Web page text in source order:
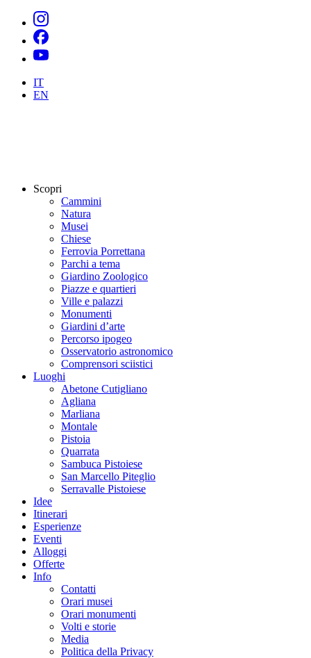
IT
EN
Scopri
Cammini
Natura
Musei
Chiese
Ferrovia Porrettana
Parchi a tema
Giardino Zoologico
Piazze e quartieri
Ville e palazzi
Monumenti
Giardini d’arte
Percorso ipogeo
Osservatorio astronomico
Comprensori sciistici
Luoghi
Abetone Cutigliano
Agliana
Marliana
Montale
Pistoia
Quarrata
Sambuca Pistoiese
San Marcello Piteglio
Serravalle Pistoiese
Idee
Itinerari
Esperienze
Eventi
Alloggi
Offerte
Info
Contatti
Orari musei
Orari monumenti
Volti e storie
Media
Politica della Privacy